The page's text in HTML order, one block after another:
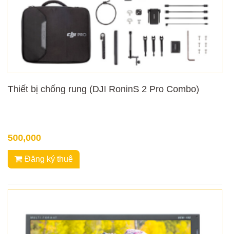
Thiết bị chống rung (DJI RoninS 2 Pro Combo)
500,000
Đăng ký thuê